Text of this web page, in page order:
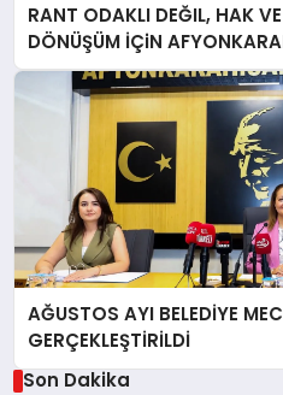
RANT ODAKLI DEĞIL, HAK
DÖNÜŞÜM İÇiN
AĞUSTOS AYI BELEDİYE
GERÇEKLEŞTİRİLDİ
Son Dakika